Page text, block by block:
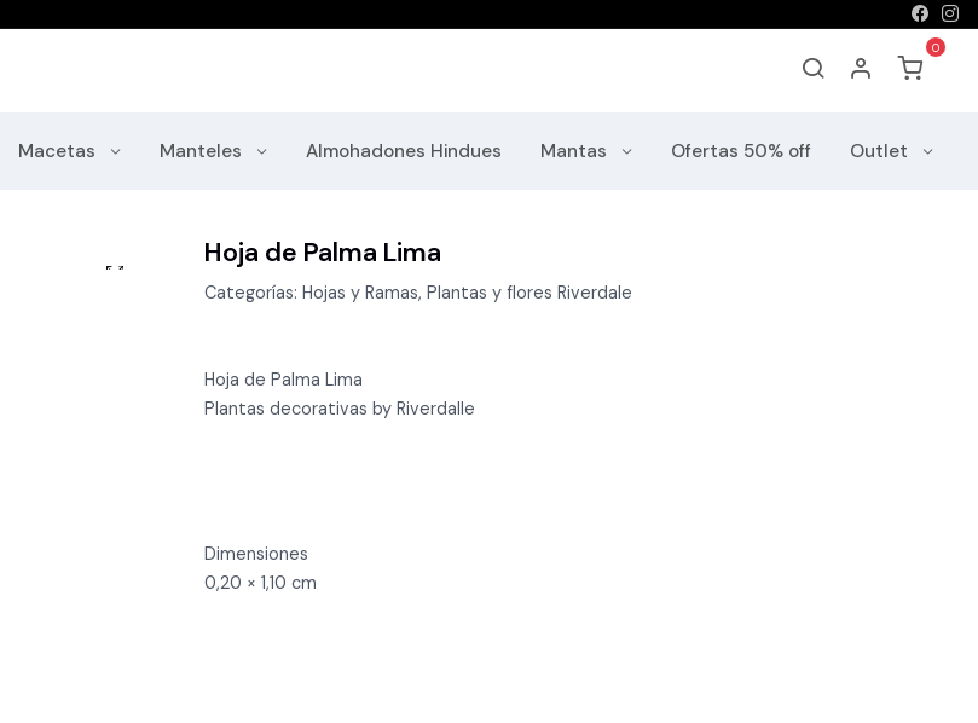
Macetas Manteles Almohadones Hindues Mantas Ofertas 50% off Outlet
Hoja de Palma Lima
Categorías: Hojas y Ramas, Plantas y flores Riverdale
Hoja de Palma Lima
Plantas decorativas by Riverdalle
Dimensiones
0,20 × 1,10 cm